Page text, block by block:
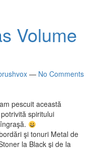
Volume
— No Comments
am pescuit această
spiritului
şi tonuri Metal de
la Black şi de la